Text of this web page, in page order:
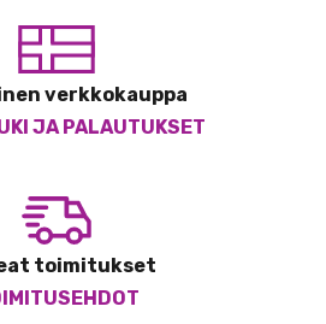
verkkokauppa
JA PALAUTUKSET
toimitukset